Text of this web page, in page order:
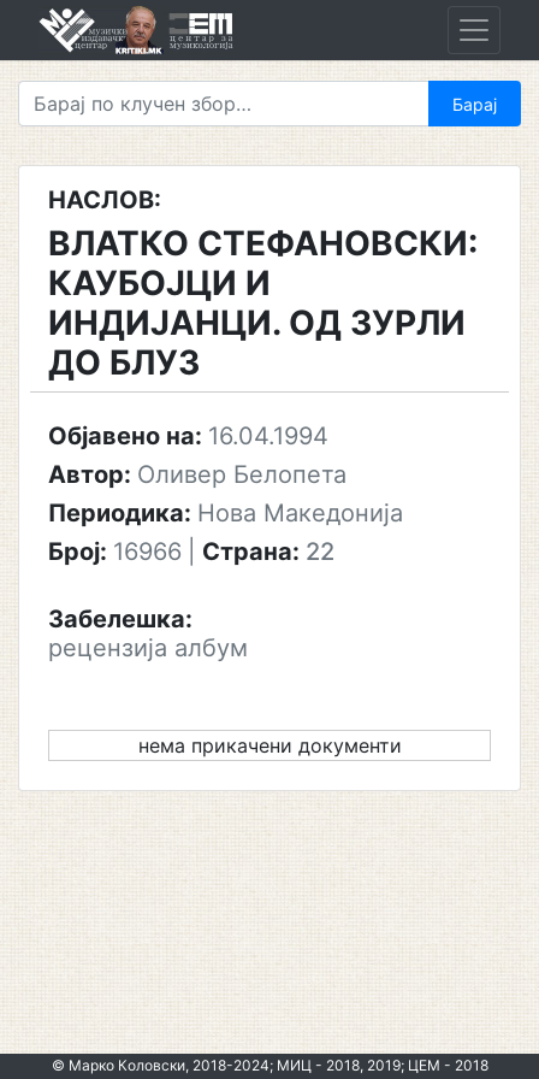
НАСЛОВ:
ВЛАТКО СТЕФАНОВСКИ:
КАУБОЈЦИ И
ИНДИЈАНЦИ. ОД ЗУРЛИ
ДО БЛУЗ
Објавено на: 16.04.1994
Автор: Оливер Белопета
Периодика: Нова Македонија
Број: 16966 Страна: 22
Забелешка:
рецензија албум
нема прикачени документи
© Марко Коловски, 2018-2024; МИЦ - 2018, 2019; ЦЕМ - 2018